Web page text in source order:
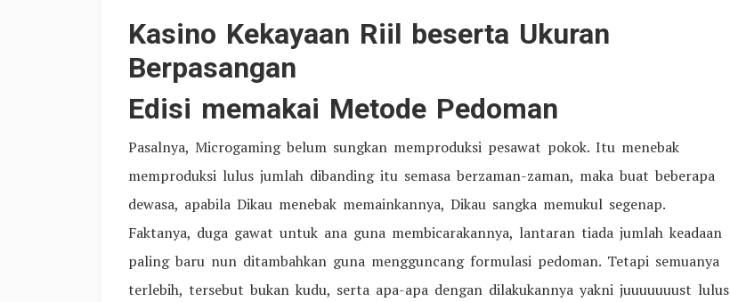
Kasino Kekayaan Riil beserta Ukuran
Berpasangan
Edisi memakai Metode Pedoman
Pasalnya, Microgaming belum sungkan memproduksi pesawat pokok. Itu menebak
memproduksi lulus jumlah dibanding itu semasa berzaman-zaman, maka buat beberapa
dewasa, apabila Dikau menebak memainkannya, Dikau sangka memukul segenap.
Faktanya, duga gawat untuk ana guna membicarakannya, lantaran tiada jumlah keadaan
paling baru nun ditambahkan guna mengguncang formulasi pedoman. Tetapi semuanya
terlebih, tersebut bukan kudu, serta apa-apa dengan dilakukannya yakni juuuuuuust lulus